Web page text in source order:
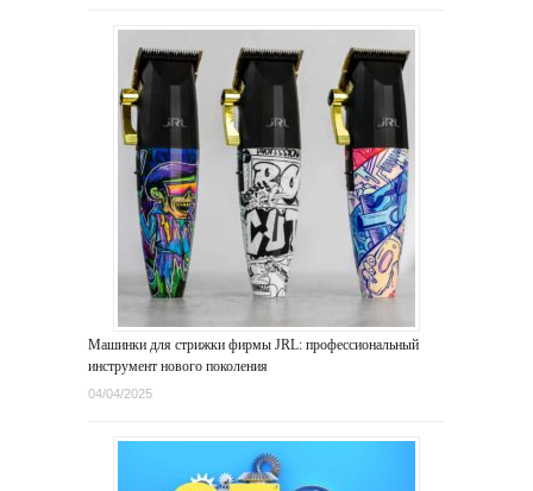
Машинки для стрижки фирмы JRL: профессиональный
инструмент нового поколения
04/04/2025